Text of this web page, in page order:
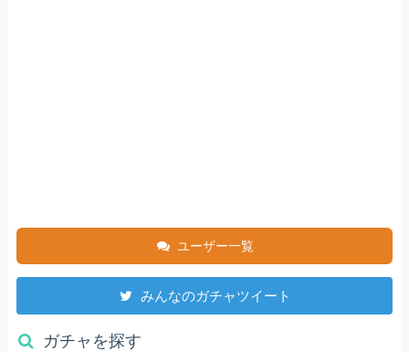
ユーザー一覧
みんなのガチャツイート
ガチャを探す